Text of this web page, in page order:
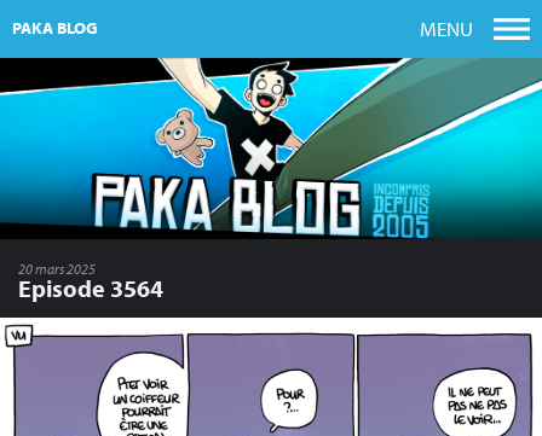
PAKA BLOG MENU
20 mars 2025
Episode 3564